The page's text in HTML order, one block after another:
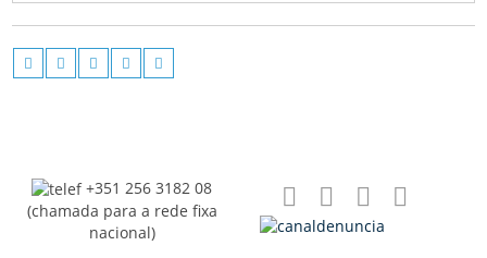
+351 256 3182 08
(chamada para a rede fixa
nacional)